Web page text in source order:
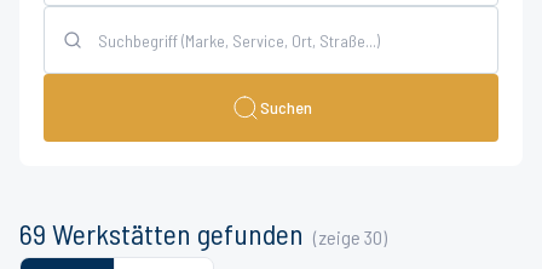
Suchen
69 Werkstätten gefunden (zeige 30)